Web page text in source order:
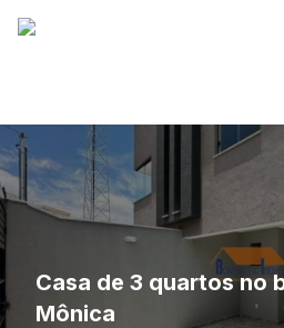
Casa de 3 quartos no
Mônica